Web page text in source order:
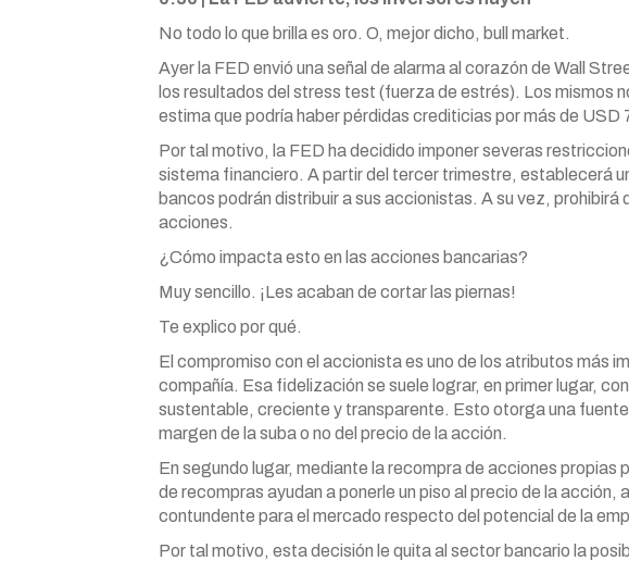
No todo lo que brilla es oro. O, mejor dicho, bull market.
Ayer la FED envió una señal de alarma al corazón de Wall
los resultados del stress test (fuerza de estrés). Los mismos
estima que podría haber pérdidas crediticias por más de USD
Por tal motivo, la FED ha decidido imponer severas
sistema financiero. A partir del tercer trimestre, establecerá
bancos podrán distribuir a sus accionistas. A su vez,
acciones.
¿Cómo impacta esto en las acciones bancarias?
Muy sencillo. ¡Les acaban de cortar las piernas!
Te explico por qué.
El compromiso con el accionista es uno de los atributos más
compañía. Esa fidelización se suele lograr, en primer lugar,
sustentable, creciente y transparente. Esto otorga una
margen de la suba o no del precio de la acción.
En segundo lugar, mediante la recompra de acciones propias
de recompras ayudan a ponerle un piso al precio de la acción,
contundente para el mercado respecto del potencial de la
Por tal motivo, esta decisión le quita al sector bancario la